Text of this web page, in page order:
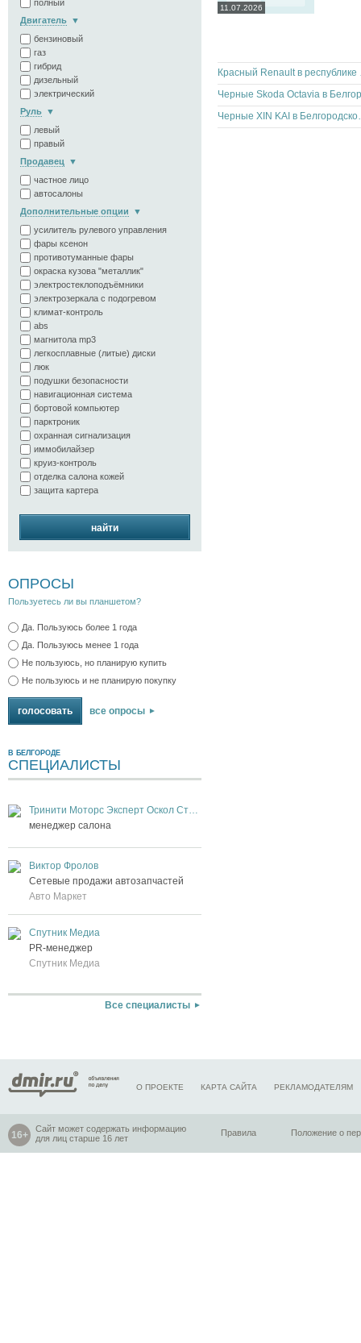
полный
Двигатель
бензиновый
газ
гибрид
дизельный
электрический
Руль
левый
правый
Продавец
частное лицо
автосалоны
Дополнительные опции
усилитель рулевого управления
фары ксенон
противотуманные фары
окраска кузова "металлик"
электростеклоподъёмники
электрозеркала с подогревом
климат-контроль
abs
магнитола mp3
легкосплавные (литые) диски
люк
подушки безопасности
навигационная система
бортовой компьютер
парктроник
охранная сигнализация
иммобилайзер
круиз-контроль
отделка салона кожей
защита картера
найти
ОПРОСЫ
Пользуетесь ли вы планшетом?
Да. Пользуюсь более 1 года
Да. Пользуюсь менее 1 года
Не пользуюсь, но планирую купить
Не пользуюсь и не планирую покупку
все опросы
В БЕЛГОРОДЕ
СПЕЦИАЛИСТЫ
Тринити Моторс Эксперт Оскол Старый Оскол
менеджер салона
Виктор Фролов
Сетевые продажи автозапчастей
Авто Маркет
Спутник Медиа
PR-менеджер
Спутник Медиа
Все специалисты
11.07.2026
Черные
О ПРОЕКТЕ КАРТА САЙТА РЕКЛАМОДАТЕЛЯМ
Сайт может содержать информацию
для лиц старше 16 лет
Правила Положение о